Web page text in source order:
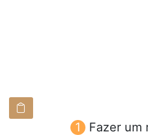
Fazer um